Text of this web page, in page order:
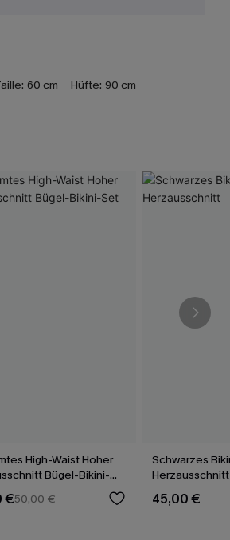
60 cm Hüfte: 90 cm
High-Waist Hoher
Bügel-Bikini-
€50,00 €
Schwarzes
Herzausschnitt
45,00 €